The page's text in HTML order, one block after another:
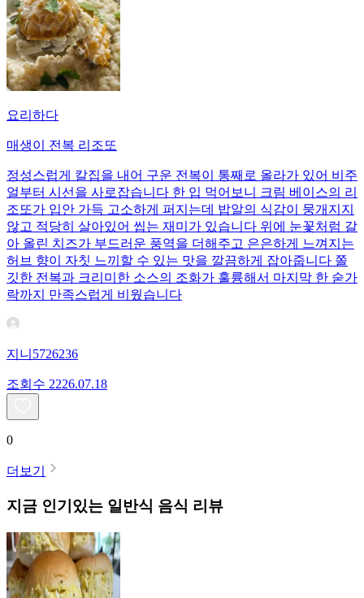
요리하다
매생이 전복 리조또
정성스럽게 칼집을 내어 구운 전복이 통째로 올라가 있어 비주
얼부터 시선을 사로잡습니다 한 입 먹어보니 크림 베이스의 리
조또가 입안 가득 고소하게 퍼지는데 밥알의 식감이 뭉개지지
않고 적당히 살아있어 씹는 재미가 있습니다 위에 눈꽃처럼 갈
아 올린 치즈가 부드러운 풍역을 더해주고 은은하게 느껴지는
허브 향이 자칫 느끼할 수 있는 맛을 깔끔하게 잡아줍니다 쫄
깃한 전복과 크리미한 소스의 조화가 훌륭해서 마지막 한 숟가
락까지 만족스럽게 비웠습니다
지니5726236
조회수 2226.07.18
0
더보기
지금 인기있는 일반식 음식 리뷰